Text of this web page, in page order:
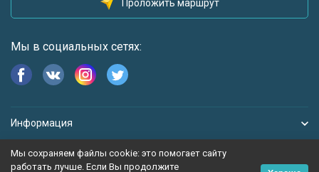
Проложить маршрут
Мы в социальных сетях:
Информация
Мы сохраняем файлы cookie: это помогает сайту
работать лучше. Если Вы продолжите